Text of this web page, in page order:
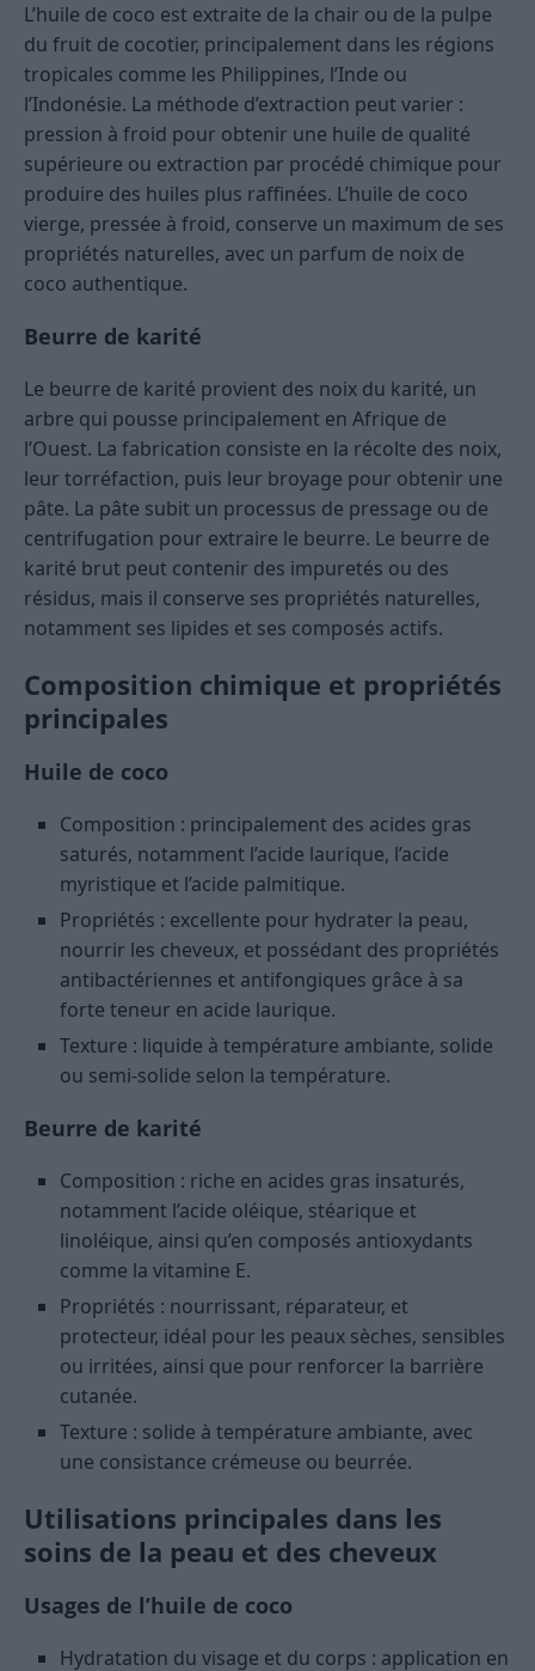
L’huile de coco est extraite de la chair ou de la pulpe
du fruit de cocotier, principalement dans les régions
tropicales comme les Philippines, l’Inde ou
l’Indonésie. La méthode d’extraction peut varier :
pression à froid pour obtenir une huile de qualité
supérieure ou extraction par procédé chimique pour
produire des huiles plus raffinées. L’huile de coco
vierge, pressée à froid, conserve un maximum de ses
propriétés naturelles, avec un parfum de noix de
coco authentique.
Beurre de karité
Le beurre de karité provient des noix du karité, un
arbre qui pousse principalement en Afrique de
l’Ouest. La fabrication consiste en la récolte des noix,
leur torréfaction, puis leur broyage pour obtenir une
pâte. La pâte subit un processus de pressage ou de
centrifugation pour extraire le beurre. Le beurre de
karité brut peut contenir des impuretés ou des
résidus, mais il conserve ses propriétés naturelles,
notamment ses lipides et ses composés actifs.
Composition chimique et propriétés
principales
Huile de coco
Composition : principalement des acides gras
saturés, notamment l’acide laurique, l’acide
myristique et l’acide palmitique.
Propriétés : excellente pour hydrater la peau,
nourrir les cheveux, et possédant des propriétés
antibactériennes et antifongiques grâce à sa
forte teneur en acide laurique.
Texture : liquide à température ambiante, solide
ou semi-solide selon la température.
Beurre de karité
Composition : riche en acides gras insaturés,
notamment l’acide oléique, stéarique et
linoléique, ainsi qu’en composés antioxydants
comme la vitamine E.
Propriétés : nourrissant, réparateur, et
protecteur, idéal pour les peaux sèches, sensibles
ou irritées, ainsi que pour renforcer la barrière
cutanée.
Texture : solide à température ambiante, avec
une consistance crémeuse ou beurrée.
Utilisations principales dans les
soins de la peau et des cheveux
Usages de l’huile de coco
Hydratation du visage et du corps : application en